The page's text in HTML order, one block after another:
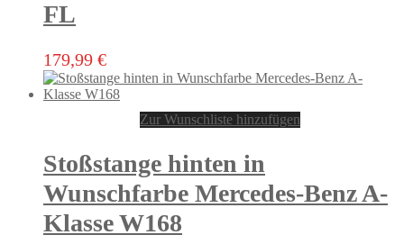
FL
179,99 €Dieses
Produkt
weist
mehrere
Varianten
Optionen
können
auf
der
Produktseite
Zur Wunschliste hinzufügen
Stoßstange hinten in
Wunschfarbe Mercedes-Benz A-
Klasse W168